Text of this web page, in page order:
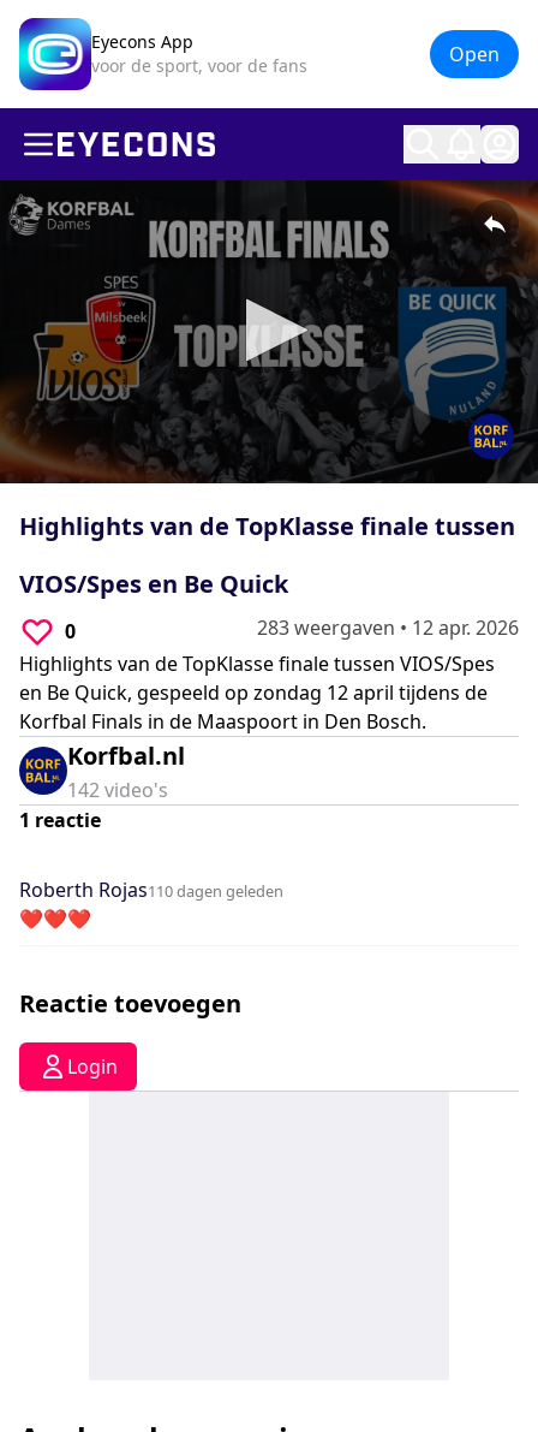
Eyecons App
voor de sport, voor de fans
Open
Highlights van de TopKlasse finale tussen
VIOS/Spes en Be Quick
0 283 weergaven • 12 apr. 2026
Highlights van de TopKlasse finale tussen VIOS/Spes
en Be Quick, gespeeld op zondag 12 april tijdens de
Korfbal Finals in de Maaspoort in Den Bosch.
Korfbal.nl
142video's
1 reactie
Roberth Rojas110 dagen geleden
❤️❤️❤️
Reactie toevoegen
Login